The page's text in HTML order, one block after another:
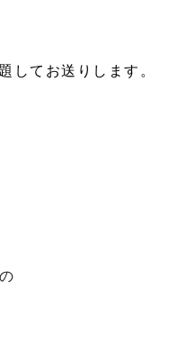
してお送りします。